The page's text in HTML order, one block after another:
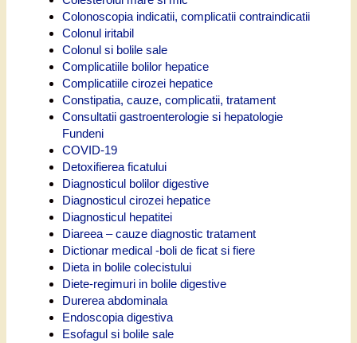
Colonoscopia indicatii, complicatii contraindicatii
Colonul iritabil
Colonul si bolile sale
Complicatiile bolilor hepatice
Complicatiile cirozei hepatice
Constipatia, cauze, complicatii, tratament
Consultatii gastroenterologie si hepatologie
Fundeni
COVID-19
Detoxifierea ficatului
Diagnosticul bolilor digestive
Diagnosticul cirozei hepatice
Diagnosticul hepatitei
Diareea – cauze diagnostic tratament
Dictionar medical -boli de ficat si fiere
Dieta in bolile colecistului
Diete-regimuri in bolile digestive
Durerea abdominala
Endoscopia digestiva
Esofagul si bolile sale